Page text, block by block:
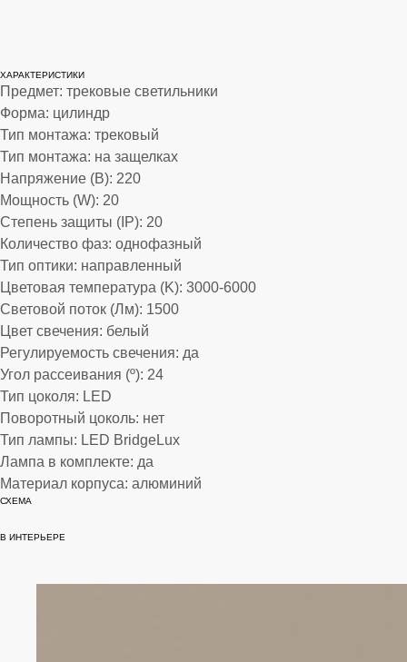
ХАРАКТЕРИСТИКИ
Предмет: трековые светильники
Форма: цилиндр
Тип монтажа: трековый
Тип монтажа: на защелках
Напряжение (В): 220
Мощность (W): 20
Степень защиты (IP): 20
Количество фаз: однофазный
Тип оптики: направленный
Цветовая температура (K): 3000-6000
Световой поток (Лм): 1500
Цвет свечения: белый
Регулируемость свечения: да
Угол рассеивания (º): 24
Тип цоколя: LED
Поворотный цоколь: нет
Тип лампы: LED BridgeLux
Лампа в комплекте: да
Материал корпуса: алюминий
СХЕМА
В ИНТЕРЬЕРЕ